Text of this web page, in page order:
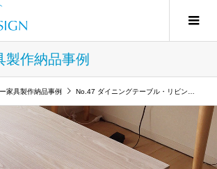
製作納品事例
家具製作納品事例 No.47 ダイニングテーブル・リビングボード：旭川工場製作